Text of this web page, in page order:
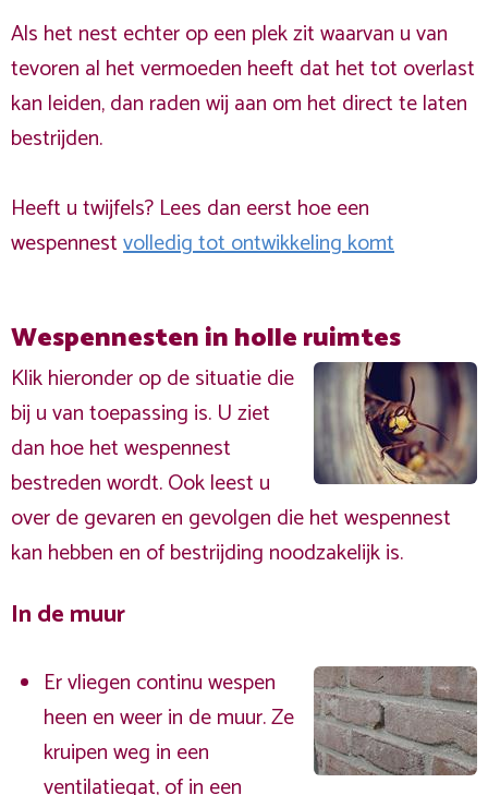
Als het nest echter op een plek zit waarvan u van
tevoren al het vermoeden heeft dat het tot overlast
kan leiden, dan raden wij aan om het direct te laten
bestrijden.
Heeft u twijfels? Lees dan eerst hoe een
wespennestvolledig tot ontwikkeling komt
Wespennesten in holle ruimtes
Klik hieronder op de situatie die
bij u van toepassing is. U ziet
dan hoe het wespennest
bestreden wordt. Ook leest u
over de gevaren en gevolgen die het wespennest
kan hebben en of bestrijding noodzakelijk is.
In de muur
Er vliegen continu wespen
heen en weer in de muur. Ze
kruipen weg in een